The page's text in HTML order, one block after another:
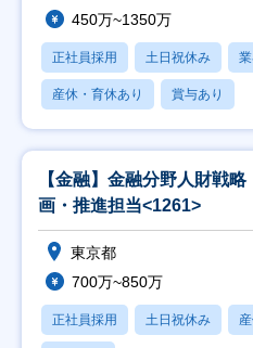
450万~1350万
正社員採用 土日祝休み
産休・育休あり 賞与あり
【金融】金融分野人財戦
画・推進担当<1261>
東京都
700万~850万
正社員採用 土日祝休み